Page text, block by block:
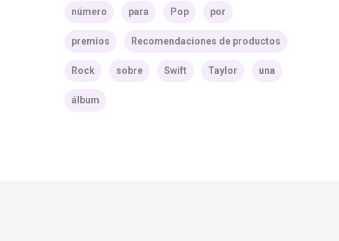
número para Pop por
premios Recomendaciones de productos
Rock sobre Swift Taylor una
álbum